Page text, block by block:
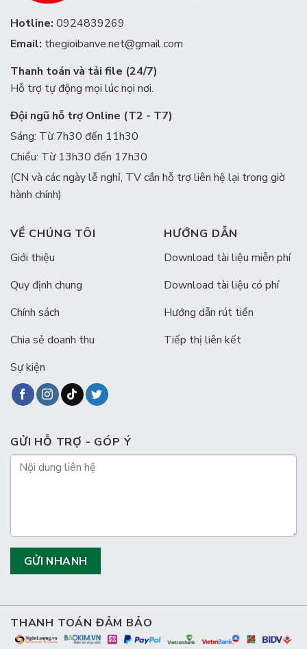
Hotline: 0924839269
Email: thegioibanve.net@gmail.com
Thanh toán và tải file (24/7)
Hỗ trợ tự động mọi lúc nọi nơi.
Đội ngũ hỗ trợ Online (T2 - T7)
Sáng: Từ 7h30 đến 11h30
Chiều: Từ 13h30 đến 17h30
(CN và các ngày lễ nghỉ, TV cần hỗ trợ liên hệ lại trong giờ
hành chính)
VỀ CHÚNG TÔI
Giới thiệu
Quy định chung
Chính sách
Chia sẻ doanh thu
Sự kiện
HƯỚNG DẪN
Download tài liệu miễn phí
Download tài liệu có phí
Hướng dẫn rút tiền
Tiếp thị liên kết
GỬI HỖ TRỢ - GÓP Ý
THANH TOÁN ĐẢM BẢO